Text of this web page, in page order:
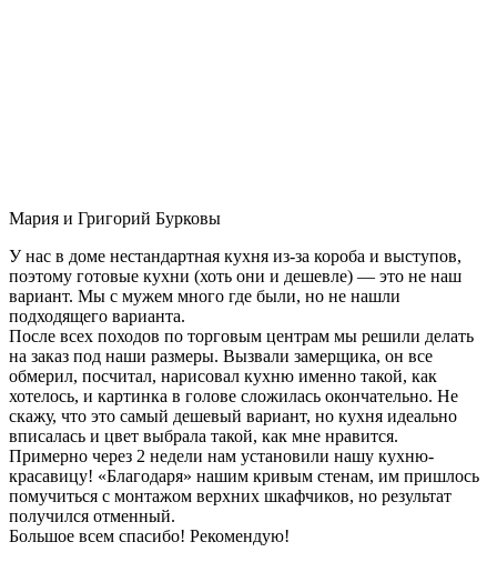
Мария и Григорий Бурковы
У нас в доме нестандартная кухня из-за короба и выступов,
поэтому готовые кухни (хоть они и дешевле) — это не наш
вариант. Мы с мужем много где были, но не нашли
подходящего варианта.
После всех походов по торговым центрам мы решили делать
на заказ под наши размеры. Вызвали замерщика, он все
обмерил, посчитал, нарисовал кухню именно такой, как
хотелось, и картинка в голове сложилась окончательно. Не
скажу, что это самый дешевый вариант, но кухня идеально
вписалась и цвет выбрала такой, как мне нравится.
Примерно через 2 недели нам установили нашу кухню-
красавицу! «Благодаря» нашим кривым стенам, им пришлось
помучиться с монтажом верхних шкафчиков, но результат
получился отменный.
Большое всем спасибо! Рекомендую!